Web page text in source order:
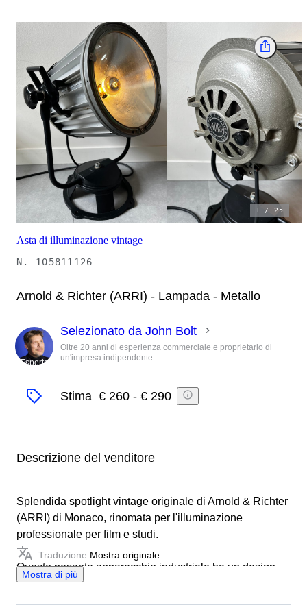
1 /25
Asta di illuminazione vintage
N. 105811126
Arnold & Richter (ARRI) - Lampada - Metallo
Esperto
Selezionato da John Bolt
Oltre 20 anni di esperienza commerciale e proprietario di
un'impresa indipendente.
Stima € 260 - € 290
Descrizione del venditore
Splendida spotlight vintage originale di Arnold & Richter
(ARRI) di Monaco, rinomata per l'illuminazione
professionale per film e studi.
Questo pesante apparecchio industriale ha un design
senza tempo con alette di raffreddamento in alluminio,
Traduzione Mostra originale
Mostra di più